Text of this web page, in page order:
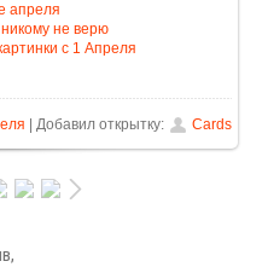
апреля
не верю
с 1 Апреля
| Добавил открытку: Cards